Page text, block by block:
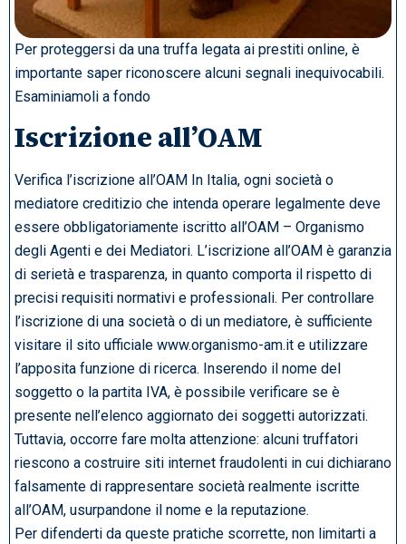
Per proteggersi da una truffa legata ai prestiti online, è
importante saper riconoscere alcuni segnali inequivocabili.
Esaminiamoli a fondo
Iscrizione all’OAM
Verifica l’iscrizione all’OAM In Italia, ogni società o
mediatore creditizio che intenda operare legalmente deve
essere obbligatoriamente iscritto all’OAM – Organismo
degli Agenti e dei Mediatori. L’iscrizione all’OAM è garanzia
di serietà e trasparenza, in quanto comporta il rispetto di
precisi requisiti normativi e professionali. Per controllare
l’iscrizione di una società o di un mediatore, è sufficiente
visitare il sito ufficiale www.organismo-am.it e utilizzare
l’apposita funzione di ricerca. Inserendo il nome del
soggetto o la partita IVA, è possibile verificare se è
presente nell’elenco aggiornato dei soggetti autorizzati.
Tuttavia, occorre fare molta attenzione: alcuni truffatori
riescono a costruire siti internet fraudolenti in cui dichiarano
falsamente di rappresentare società realmente iscritte
all’OAM, usurpandone il nome e la reputazione.
Per difenderti da queste pratiche scorrette, non limitarti a